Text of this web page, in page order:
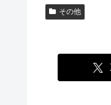
その他